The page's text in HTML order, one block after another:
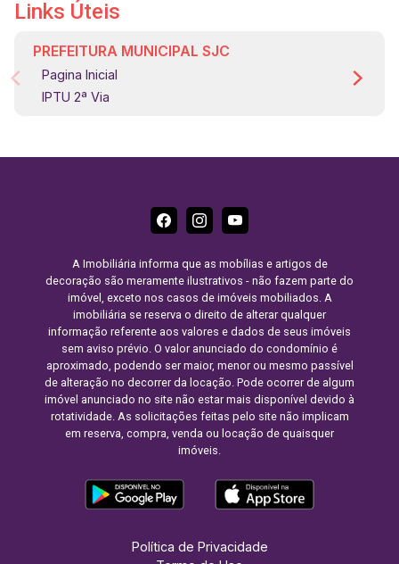
Links Úteis
PREFEITURA MUNICIPAL SJC
Pagina Inicial
IPTU 2ª Via
A Imobiliária informa que as mobílias e artigos de
decoração são meramente ilustrativos - não fazem parte do
imóvel, exceto nos casos de imóveis mobiliados. A
imobiliária se reserva o direito de alterar qualquer
informação referente aos valores e dados de seus imóveis
sem aviso prévio. O valor anunciado do condomínio é
aproximado, podendo ser maior, menor ou mesmo passível
de alteração no decorrer da locação. Pode ocorrer de algum
imóvel anunciado no site não estar mais disponível devido à
rotatividade. As solicitações feitas pelo site não implicam
em reserva, compra, venda ou locação de quaisquer
imóveis.
Política de Privacidade